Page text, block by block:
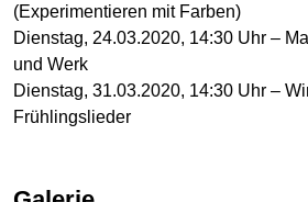
(Experimentieren mit Farben)
Dienstag, 24.03.2020, 14:30 Uhr –
und Werk
Dienstag, 31.03.2020, 14:30 Uhr –
Frühlingslieder